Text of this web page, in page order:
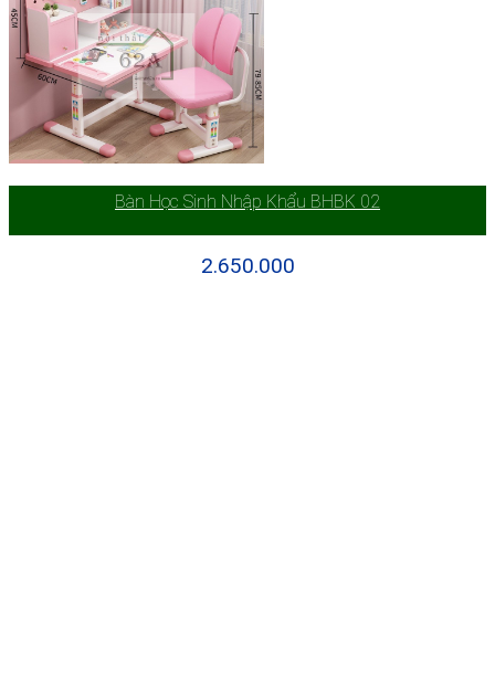
Bàn Học Sinh Nhập Khẩu BHBK 02
2.650.000